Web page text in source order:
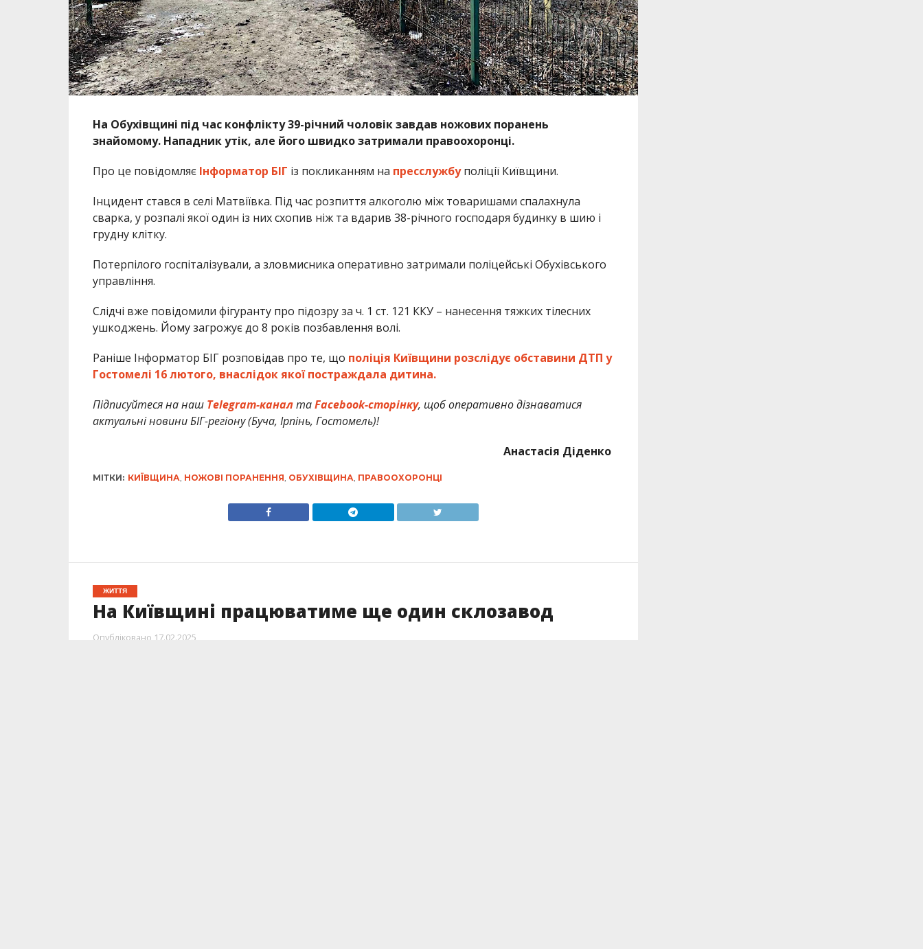
На Обухівщині під час конфлікту 39-річний чоловік завдав ножових поранень
знайомому. Нападник утік, але його швидко затримали правоохоронці.
Про це повідомляє Інформатор БІГ із покликанням на пресслужбуполіції Київщини.
Інцидент стався в селі Матвіївка. Під час розпиття алкоголю між товаришами спалахнула
сварка, у розпалі якої один із них схопив ніж та вдарив 38-річного господаря будинку в шию і
грудну клітку.
Потерпілого госпіталізували, а зловмисника оперативно затримали поліцейські Обухівського
управління.
Слідчі вже повідомили фігуранту про підозру за ч. 1 ст. 121 ККУ – нанесення тяжких тілесних
ушкоджень. Йому загрожує до 8 років позбавлення волі.
Раніше Інформатор БІГ розповідав про те, що поліція Київщини розслідує обставини ДТП у
Гостомелі 16 лютого, внаслідок якої постраждала дитина.
Підписуйтеся на наш Telegram-каналтаFacebook-сторінку, щоб оперативно дізнаватися
актуальні новини БІГ-регіону (Буча, Ірпінь, Гостомель)!
Анастасія Діденко
МІТКИ: КИЇВЩИНА НОЖОВІ ПОРАНЕННЯ ОБУХІВЩИНА ПРАВООХОРОНЦІ
ЖИТТЯ
На Київщині працюватиме ще один склозавод
Опубліковано 17.02.2025